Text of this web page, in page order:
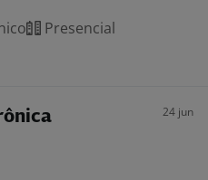
Presencial
24 jun